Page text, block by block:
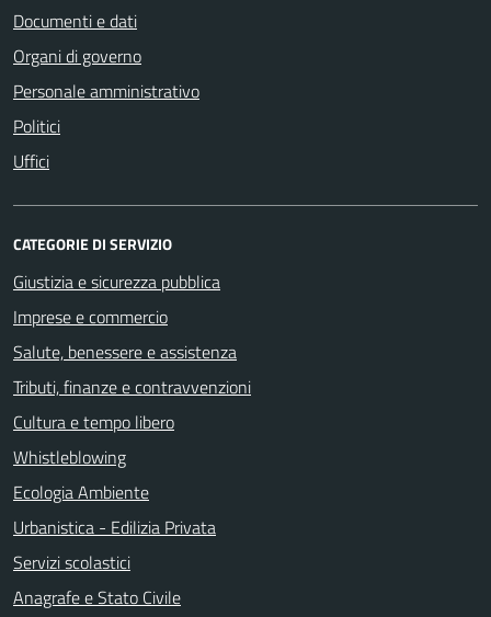
Documenti e dati
Organi di governo
Personale amministrativo
Politici
Uffici
CATEGORIE DI SERVIZIO
Giustizia e sicurezza pubblica
Imprese e commercio
Salute, benessere e assistenza
Tributi, finanze e contravvenzioni
Cultura e tempo libero
Whistleblowing
Ecologia Ambiente
Urbanistica - Edilizia Privata
Servizi scolastici
Anagrafe e Stato Civile